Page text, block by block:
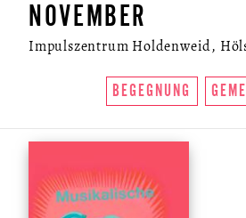
NOVEMBER
Impulszentrum Holdenweid,
BEGEGNUNG